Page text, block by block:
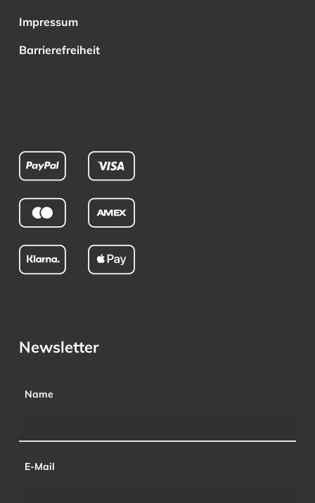
Impressum
Barrierefreiheit
Newsletter
Name
E-Mail